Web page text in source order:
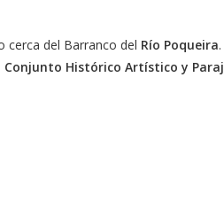
cerca del Barranco del Río Poqueira
Conjunto Histórico Artístico y